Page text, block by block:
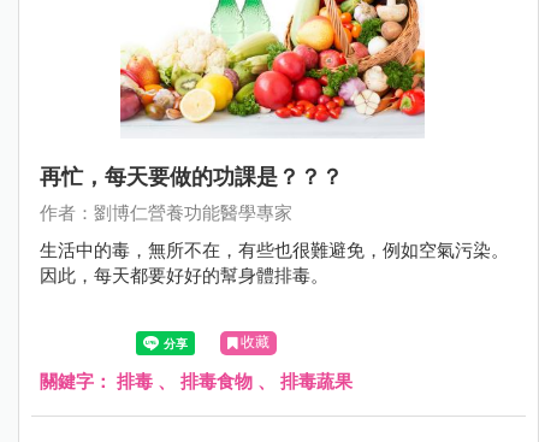
再忙，每天要做的功課是？？？
作者：劉博仁營養功能醫學專家
生活中的毒，無所不在，有些也很難避免，例如空氣污染。
因此，每天都要好好的幫身體排毒。
收藏
關鍵字： 排毒 、 排毒食物 、 排毒蔬果